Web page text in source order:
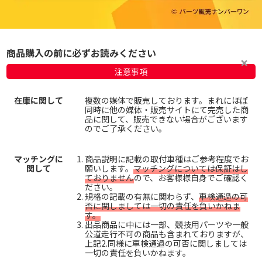
商品購入の前に必ずお読みください
注意事項
在庫に関して
複数の媒体で販売しております。まれにほぼ
同時に他の媒体・販売サイトにて完売した商
品に関して、販売できない場合がございます
のでご了承ください。
マッチングに
関して
商品説明に記載の取付車種はご参考程度でお
願いします。 マッチングについては保証はし
ておりませんので、お客様様自身でご確認く
ださい。
規格の記載の有無に関わらず、 車検通過の可
否に関しましては一切の責任を負いかねま
す。
出品商品に中には一部、競技用パーツや一般
公道走行不可の商品も含まれておりますが、
上記2.同様に車検通過の可否に関しましては
一切の責任を負いかねます。